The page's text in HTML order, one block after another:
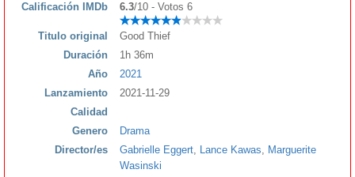
Calificación IMDb 6.3/10 - Votos 6
Titulo original
Good Thief
Duración
1h 36m
Año
2021
Lanzamiento
2021-11-29
Calidad
Genero
Drama
Director/es
Gabrielle Eggert Lance Kawas
Marguerite
Wasinski